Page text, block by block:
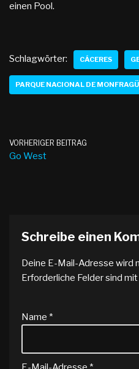
einen Pool.
Schlagwörter: CÁCERES
PARQUE NACIONAL DE
VORHERIGER BEITRAG
Go West
Schreibe einen
Deine E-Mail-Adresse wird
Erforderliche Felder sind mit
Name *